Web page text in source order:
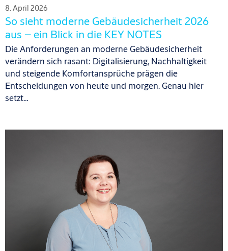
8. April 2026
So sieht moderne Gebäudesicherheit 2026
aus – ein Blick in die KEY NOTES
Die Anforderungen an moderne Gebäudesicherheit
verändern sich rasant: Digitalisierung, Nachhaltigkeit
und steigende Komfortansprüche prägen die
Entscheidungen von heute und morgen. Genau hier
setzt…